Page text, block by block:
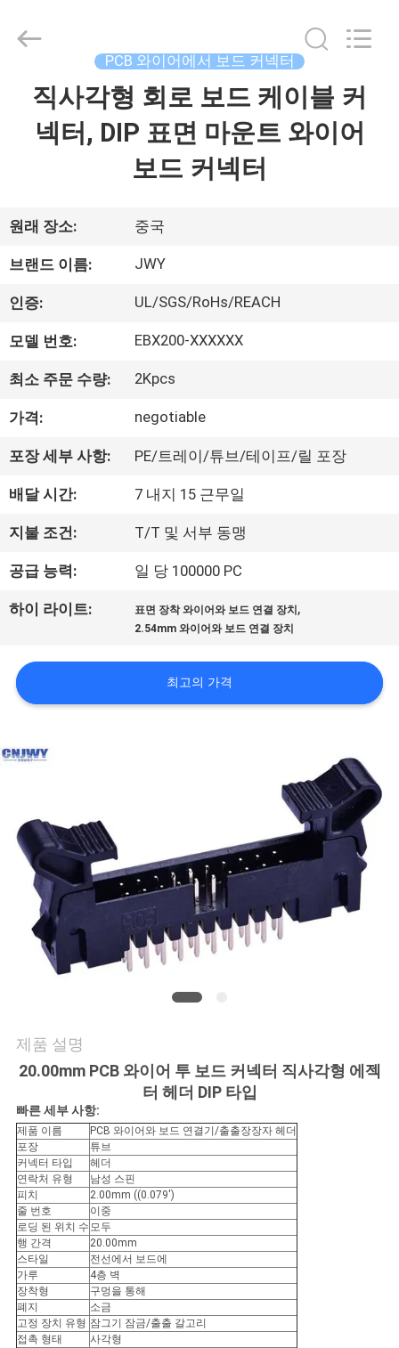
회
사
소
공
장
여
행
품
관
리
문
하
조
요
청
하
다
COMPANY
NEWS
사
이
2018
Electronic
Reserved.
PCB 와이어에서 보드 커넥터
직사각형 회로 보드 케이블 커
넥터, DIP 표면 마운트 와이어
보드 커넥터
원래 장소: 중국
브랜드 이름: JWY
인증: UL/SGS/RoHs/REACH
모델 번호: EBX200-XXXXXX
최소 주문 수량: 2Kpcs
가격: negotiable
포장 세부 사항: PE/트레이/튜브/테이프/릴 포장
배달 시간: 7 내지 15 근무일
지불 조건: T/T 및 서부 동맹
공급 능력: 일 당 100000 PC
하이 라이트: 표면 장착 와이어와 보드 연결 장치 ,
2.54mm 와이어와 보드 연결 장치
최고의 가격
제품 설명
20.00mm PCB 와이어 투 보드 커넥터 직사각형 에젝
터 헤더 DIP 타입
빠른 세부 사항:
제품 이름
PCB 와이어와 보드 연결기/출출장장자 헤더
포장
튜브
커넥터 타입
헤더
연락처 유형
남성 스핀
피치
2.00mm ((0.079')
줄 번호
이중
로딩 된 위치 수 모두
행 간격
20.00mm
스타일
전선에서 보드에
가루
4층 벽
장착형
구멍을 통해
폐지
소금
고정 장치 유형 잠그기 잠금/출출 갈고리
접촉 형태
사각형